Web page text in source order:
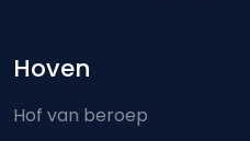
Hoven
Hof van beroep